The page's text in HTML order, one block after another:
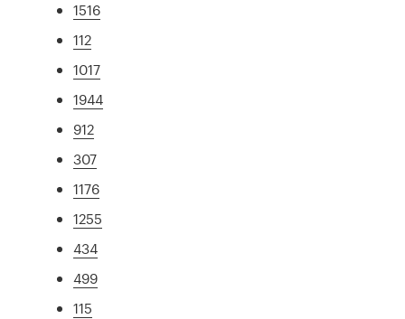
1516
112
1017
1944
912
307
1176
1255
434
499
115